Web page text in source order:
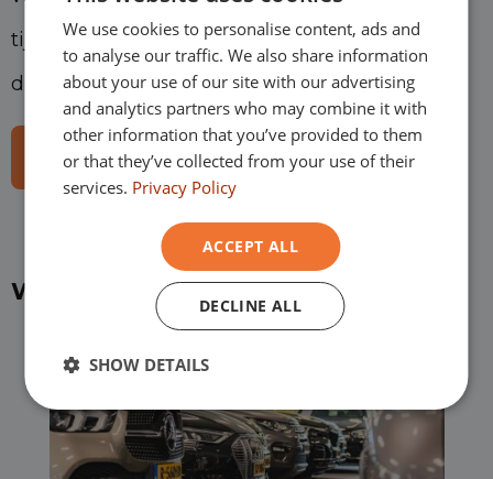
tijd af te leveren met de service en zekerheid
die je van ons mag verwachten.
View our supply
Welk mobiliteitsoplossing kies jij?
GERMAN
We use cookies to personalise content, ads and
to analyse our traffic. We also share information
about your use of our site with our advertising
and analytics partners who may combine it with
other information that you’ve provided to them
or that they’ve collected from your use of their
services. Privacy Policy
ACCEPT ALL
DECLINE ALL
SHOW DETAILS